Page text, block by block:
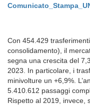
Con 454.429
consolidamento), il
segna una crescita del
2023. In particolare, i
minivolture un +6,9%.
5.410.612 passaggi
Rispetto al 2019, invece,